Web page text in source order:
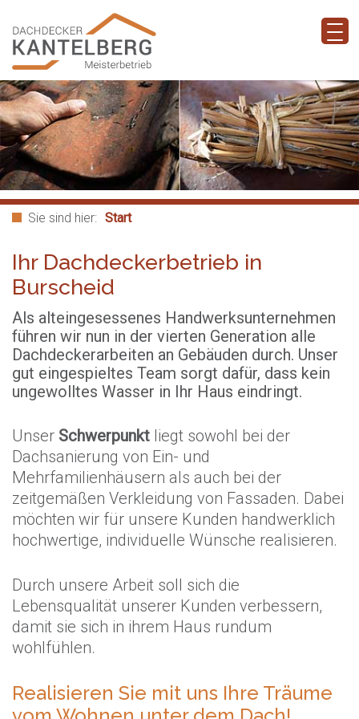
Sie sind hier: Start
Ihr Dachdeckerbetrieb in
Burscheid
Als alteingesessenes Handwerksunternehmen
führen wir nun in der vierten Generation alle
Dachdeckerarbeiten an Gebäuden durch. Unser
gut eingespieltes Team sorgt dafür, dass kein
ungewolltes Wasser in Ihr Haus eindringt.
Unser Schwerpunkt liegt sowohl bei der
Dachsanierung von Ein- und
Mehrfamilienhäusern als auch bei der
zeitgemäßen Verkleidung von Fassaden. Dabei
möchten wir für unsere Kunden handwerklich
hochwertige, individuelle Wünsche realisieren.
Durch unsere Arbeit soll sich die
Lebensqualität unserer Kunden verbessern,
damit sie sich in ihrem Haus rundum
wohlfühlen.
Realisieren Sie mit uns Ihre Träume